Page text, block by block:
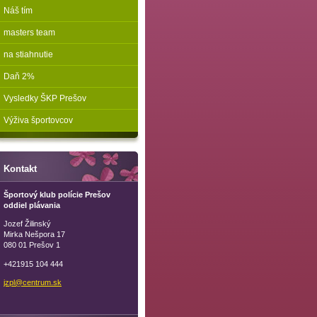
Náš tím
masters team
na stiahnutie
Daň 2%
Vysledky ŠKP Prešov
Výživa športovcov
Kontakt
Športový klub polície Prešov
oddiel plávania
Jozef Žilinský
Mirka Nešpora 17
080 01 Prešov 1
+421915 104 444
jzpl@centrum.sk